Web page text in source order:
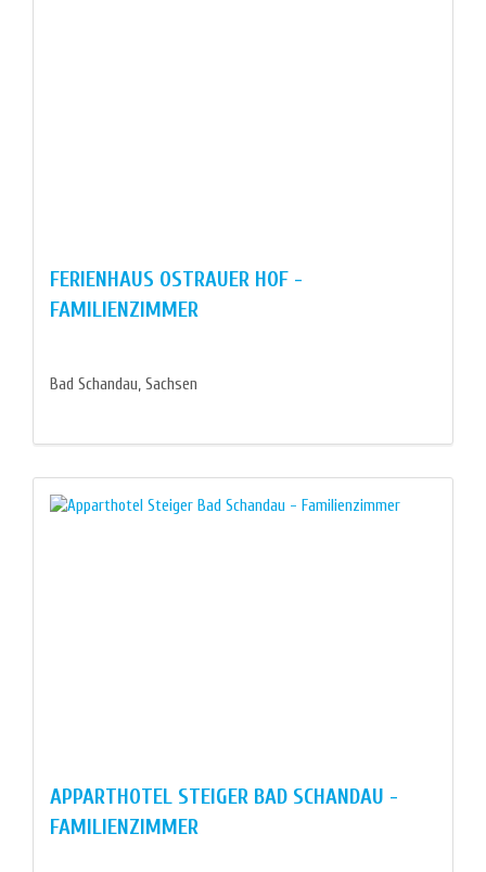
FERIENHAUS OSTRAUER HOF -
FAMILIENZIMMER
Bad Schandau, Sachsen
APPARTHOTEL STEIGER BAD SCHANDAU -
FAMILIENZIMMER